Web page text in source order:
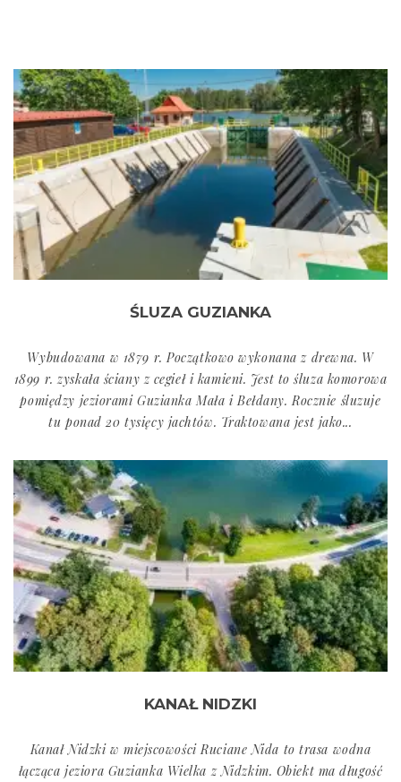
ŚLUZA GUZIANKA
Wybudowana w 1879 r. Początkowo wykonana z drewna. W
1899 r. zyskała ściany z cegieł i kamieni. Jest to śluza komorowa
pomiędzy jeziorami Guzianka Mała i Bełdany. Rocznie śluzuje
tu ponad 20 tysięcy jachtów. Traktowana jest jako...
KANAŁ NIDZKI
Kanał Nidzki w miejscowości Ruciane Nida to trasa wodna
łącząca jeziora Guzianka Wielka z Nidzkim. Obiekt ma długość